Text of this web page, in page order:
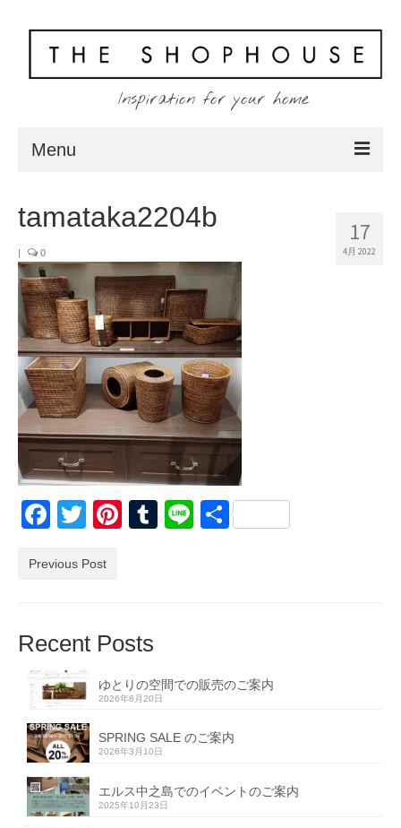
Inspiration for your home
Menu
Client
Shopping
Contact
Blog
17
4月 2022
tamataka2204b
| 0
Facebook
TwitterPinterest
Tumblr
Line共
Previous Post
Recent Posts
ゆとりの空間での販売のご案内
2026年6月20日
SPRING SALE のご案内
2026年3月10日
エルス中之島でのイベントのご案内
2025年10月23日